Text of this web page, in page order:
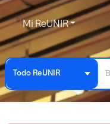
Mi ReUNIR
Todo ReUNIR